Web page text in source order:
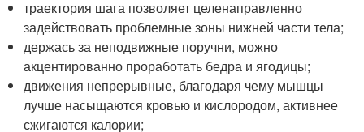
траектория шага позволяет целенаправленно
задействовать проблемные зоны нижней части тела;
держась за неподвижные поручни, можно
акцентированно проработать бедра и ягодицы;
движения непрерывные, благодаря чему мышцы
лучше насыщаются кровью и кислородом, активнее
сжигаются калории;